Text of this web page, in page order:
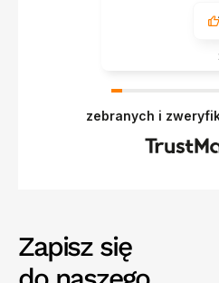
zebranych i
Zapisz się